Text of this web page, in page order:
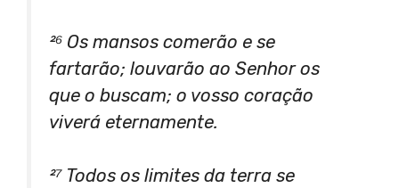
²⁶ Os mansos comerão e se
fartarão; louvarão ao Senhor os
que o buscam; o vosso coração
viverá eternamente.
²⁷ Todos os limites da terra se